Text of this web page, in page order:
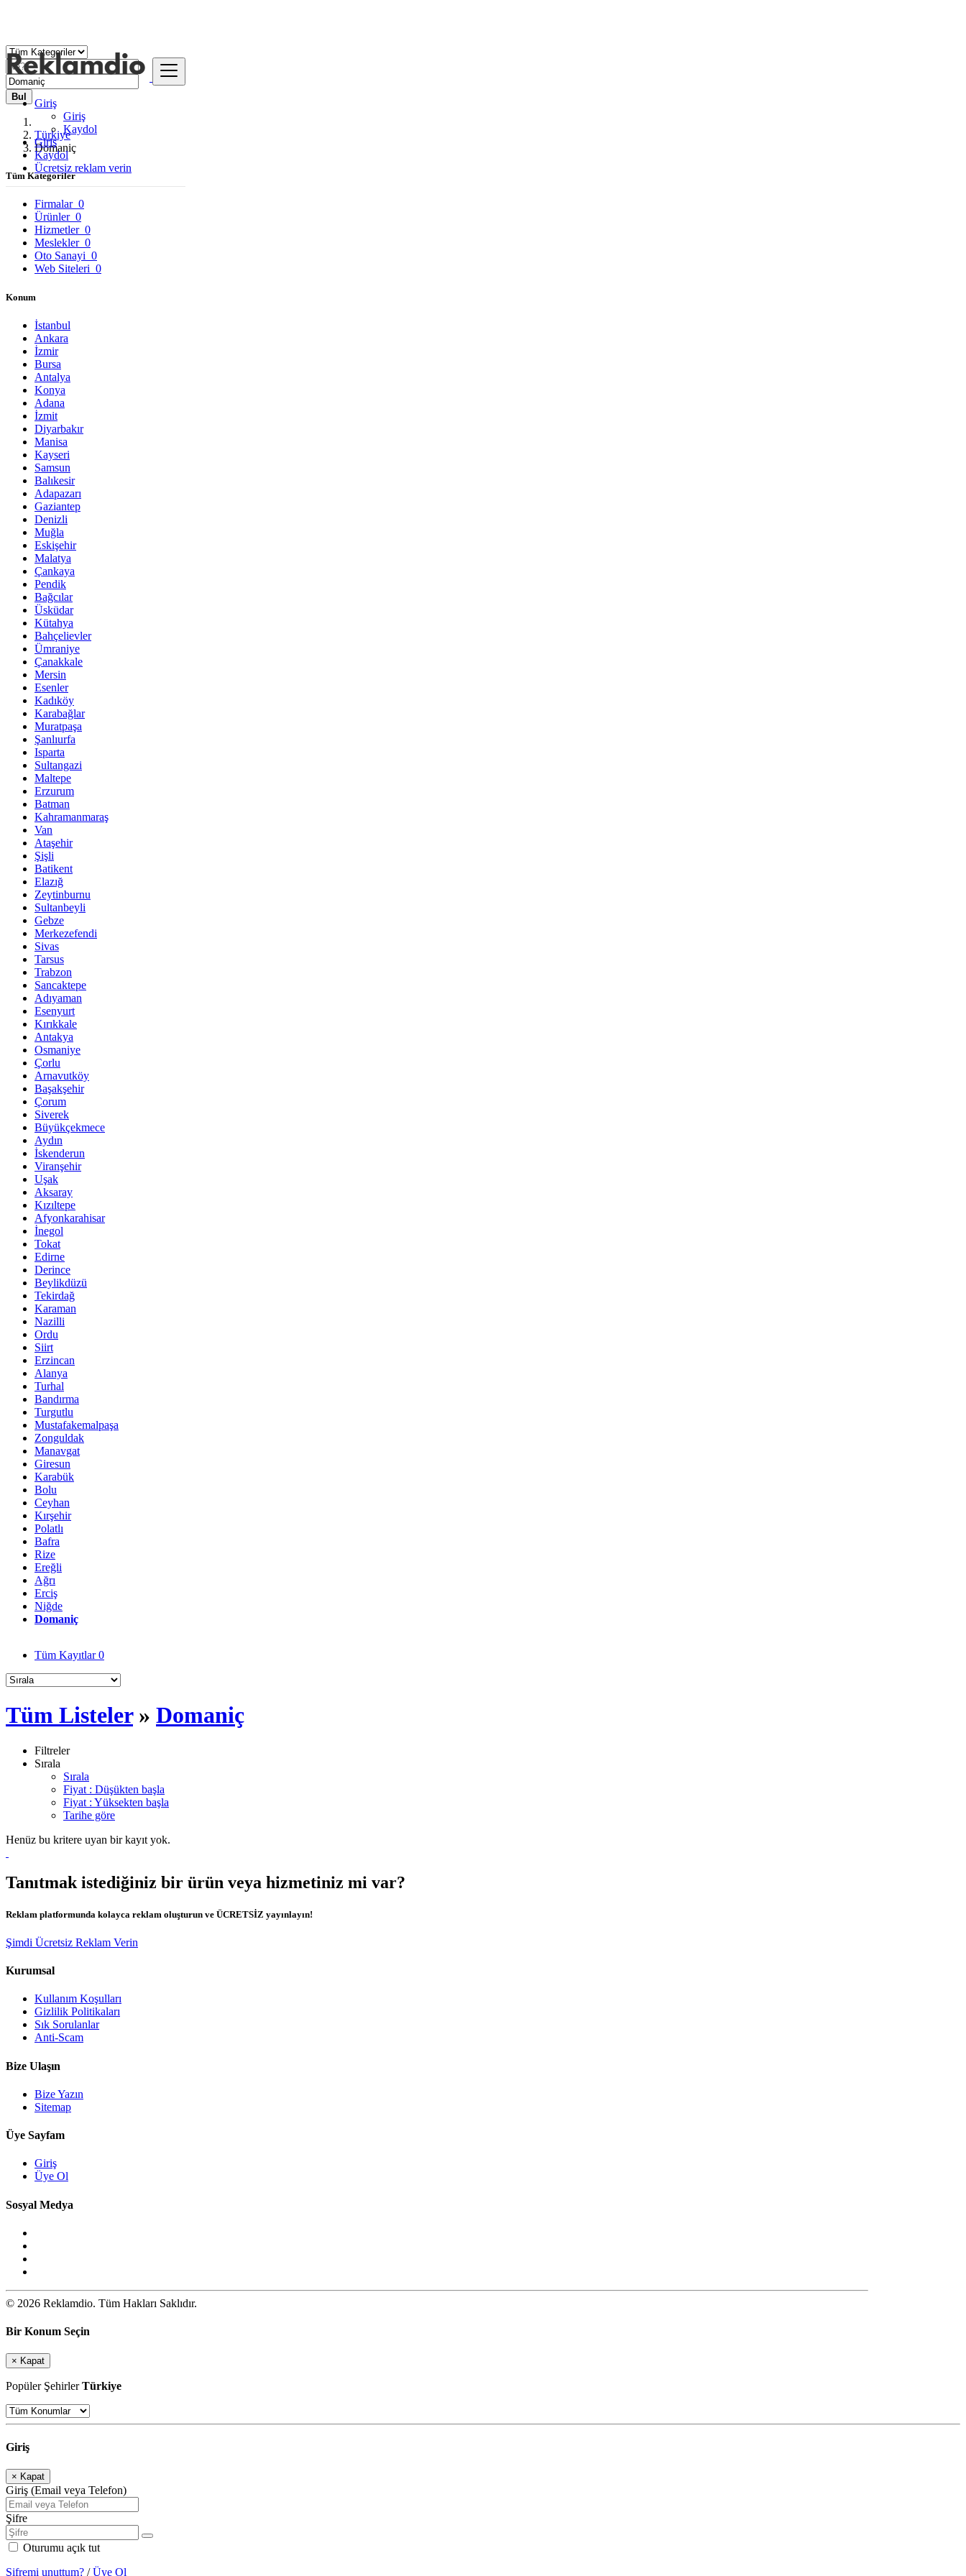
Giriş
Giriş
Kaydol
Giriş
Kaydol
Ücretsiz reklam verin
Bul
Türkiye
Domaniç
Tüm Kategoriler
Firmalar 0
Ürünler 0
Hizmetler 0
Meslekler 0
Oto Sanayi 0
Web Siteleri 0
Konum
İstanbul
Ankara
İzmir
Bursa
Antalya
Konya
Adana
İzmit
Diyarbakır
Manisa
Kayseri
Samsun
Balıkesir
Adapazarı
Gaziantep
Denizli
Muğla
Eskişehir
Malatya
Çankaya
Pendik
Bağcılar
Üsküdar
Kütahya
Bahçelievler
Ümraniye
Çanakkale
Mersin
Esenler
Kadıköy
Karabağlar
Muratpaşa
Şanlıurfa
Isparta
Sultangazi
Maltepe
Erzurum
Batman
Kahramanmaraş
Van
Ataşehir
Şişli
Batikent
Elazığ
Zeytinburnu
Sultanbeyli
Gebze
Merkezefendi
Sivas
Tarsus
Trabzon
Sancaktepe
Adıyaman
Esenyurt
Kırıkkale
Antakya
Osmaniye
Çorlu
Arnavutköy
Başakşehir
Çorum
Siverek
Büyükçekmece
Aydın
İskenderun
Viranşehir
Uşak
Aksaray
Kızıltepe
Afyonkarahisar
İnegol
Tokat
Edirne
Derince
Beylikdüzü
Tekirdağ
Karaman
Nazilli
Ordu
Siirt
Erzincan
Alanya
Turhal
Bandırma
Turgutlu
Mustafakemalpaşa
Zonguldak
Manavgat
Giresun
Karabük
Bolu
Ceyhan
Kırşehir
Polatlı
Bafra
Rize
Ereğli
Ağrı
Erciş
Niğde
Domaniç
Tüm Kayıtlar0
Tüm Listeler» Domaniç
Filtreler
Sırala
Sırala
Fiyat : Düşükten başla
Fiyat : Yüksekten başla
Tarihe göre
Henüz bu kritere uyan bir kayıt yok.
Tanıtmak istediğiniz bir ürün veya hizmetiniz mi var?
Reklam platformunda kolayca reklam oluşturun ve ÜCRETSİZ yayınlayın!
Şimdi Ücretsiz Reklam Verin
Kurumsal
Kullanım Koşulları
Gizlilik Politikaları
Sık Sorulanlar
Anti-Scam
Bize Ulaşın
Bize Yazın
Sitemap
Üye Sayfam
Giriş
Üye Ol
Sosyal Medya
© 2026 Reklamdio. Tüm Hakları Saklıdır.
Bir Konum Seçin
× Kapat
Popüler ŞehirlerTürkiye
Giriş
× Kapat
Giriş (Email veya Telefon)
Şifre
Oturumu açık tut
Şifremi unuttum? /Üye Ol